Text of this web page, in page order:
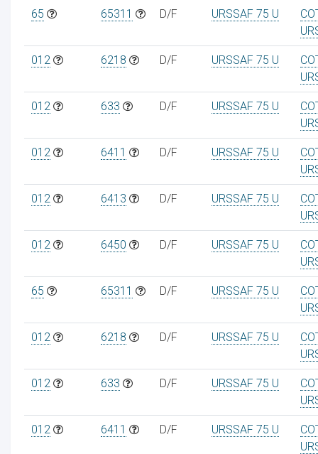
65 65311 D/F URSSAF 75 U
012 6218 D/F URSSAF 75 U
012 633 D/F URSSAF 75 U
012 6411 D/F URSSAF 75 U
012 6413 D/F URSSAF 75 U
012 6450 D/F URSSAF 75 U
65 65311 D/F URSSAF 75 U
012 6218 D/F URSSAF 75 U
012 633 D/F URSSAF 75 U
012 6411 D/F URSSAF 75 U